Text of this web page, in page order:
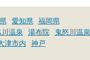
愛知県 福岡県
温泉 湯布院 鬼怒川温泉
津市内 神戸